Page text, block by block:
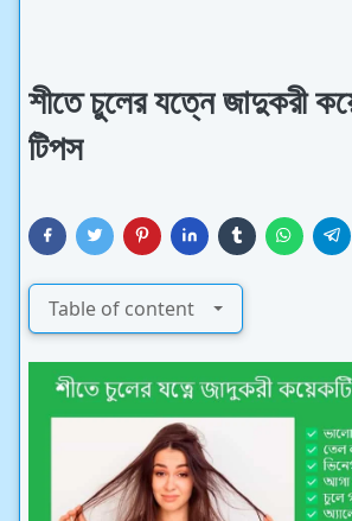
শীতে চুলের যত্নে জাদুকরী
টিপস
Table of content